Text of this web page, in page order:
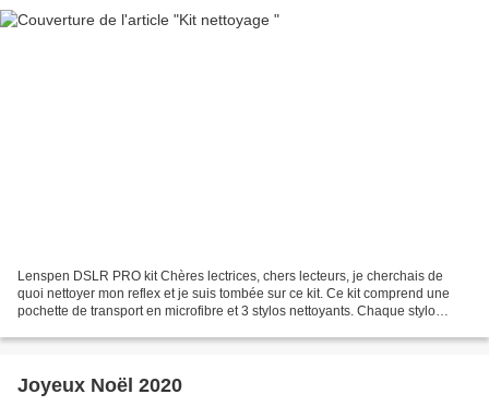
Lenspen DSLR PRO kit Chères lectrices, chers lecteurs, je cherchais de
quoi nettoyer mon reflex et je suis tombée sur ce kit. Ce kit comprend une
pochette de transport en microfibre et 3 stylos nettoyants. Chaque stylo
Joyeux Noël 2020